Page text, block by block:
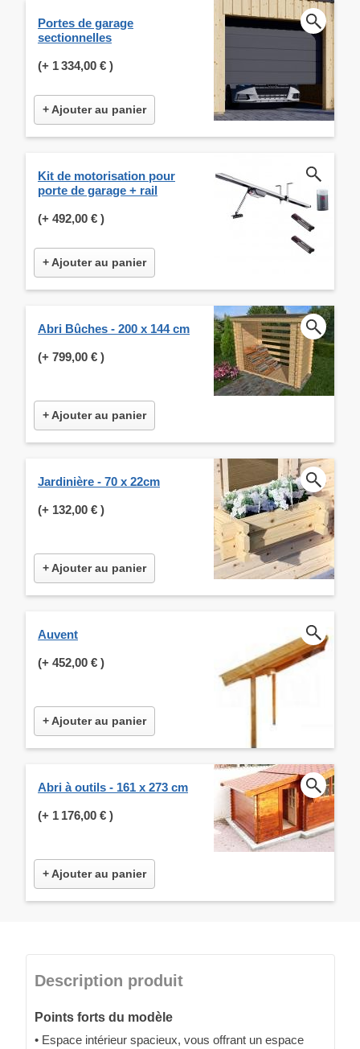
Portes de garage
sectionnelles
(+ 1 334,00 € )
+ Ajouter au panier
Kit de motorisation pour
porte de garage + rail
(+ 492,00 € )
+ Ajouter au panier
Abri Bûches - 200 x 144 cm
(+ 799,00 € )
+ Ajouter au panier
Jardinière - 70 x 22cm
(+ 132,00 € )
+ Ajouter au panier
Auvent
(+ 452,00 € )
+ Ajouter au panier
Abri à outils - 161 x 273 cm
(+ 1 176,00 € )
+ Ajouter au panier
Description produit
Points forts du modèle
• Espace intérieur spacieux, vous offrant un espace